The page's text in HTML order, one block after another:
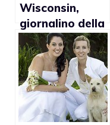
Wisconsin,
giornalino della
scuola definisce
abominio le
adozioni gay